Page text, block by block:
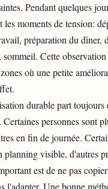
Pendant quelques
les moments de tension:
préparation du dîner,
sommeil. Cette
où une petite
durable part toujours
. Certaines personnes sont
en fin de journée.
planning visible, d'autres
est de ne pas
l'adapter. Une bonne